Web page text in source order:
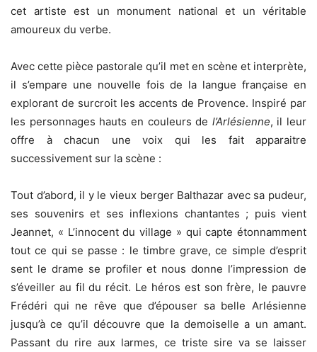
cet artiste est un monument national et un véritable
amoureux du verbe.
Avec cette pièce pastorale qu’il met en scène et interprète,
il s’empare une nouvelle fois de la langue française en
explorant de surcroit les accents de Provence. Inspiré par
les personnages hauts en couleurs de l’Arlésienne, il leur
offre à chacun une voix qui les fait apparaitre
successivement sur la scène :
Tout d’abord, il y le vieux berger Balthazar avec sa pudeur,
ses souvenirs et ses inflexions chantantes ; puis vient
Jeannet, « L’innocent du village » qui capte étonnamment
tout ce qui se passe : le timbre grave, ce simple d’esprit
sent le drame se profiler et nous donne l’impression de
s’éveiller au fil du récit. Le héros est son frère, le pauvre
Frédéri qui ne rêve que d’épouser sa belle Arlésienne
jusqu’à ce qu’il découvre que la demoiselle a un amant.
Passant du rire aux larmes, ce triste sire va se laisser